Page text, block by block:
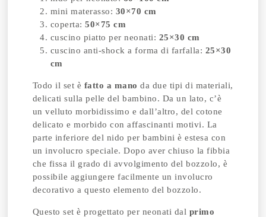
mini materasso: 30×70 cm
coperta:50×75 cm
cuscino piatto per neonati: 25×30 cm
cuscino anti-shock a forma di farfalla: 25×30
cm
Todo il set è fatto a mano da due tipi di materiali,
delicati sulla pelle del bambino. Da un lato, c’è
un velluto morbidissimo e dall’altro, del cotone
delicato e morbido con affascinanti motivi. La
parte inferiore del nido per bambini è estesa con
un involucro speciale. Dopo aver chiuso la fibbia
che fissa il grado di avvolgimento del bozzolo, è
possibile aggiungere facilmente un involucro
decorativo a questo elemento del bozzolo.
Questo set è progettato per neonati dal primo